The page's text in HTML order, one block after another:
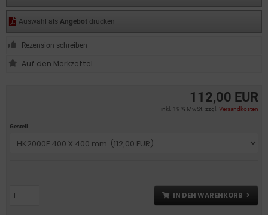
112,00 EUR
inkl. 19 % MwSt. zzgl. Versandkosten
Gestell
IN DEN WARENKORB
Auswahl als Angebot drucken
Rezension schreiben